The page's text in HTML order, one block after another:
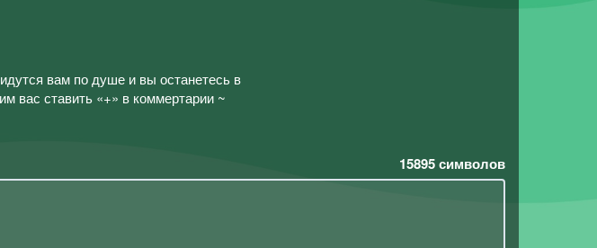
вам по душе и вы останетесь в
вас ставить «+» в коммертарии ~
15895символов